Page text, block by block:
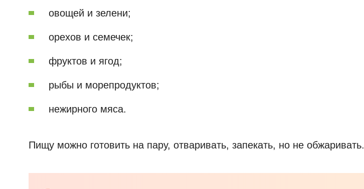
овощей и зелени;
орехов и семечек;
фруктов и ягод;
рыбы и морепродуктов;
нежирного мяса.
Пищу можно готовить на пару, отваривать, запекать, но не обжаривать.